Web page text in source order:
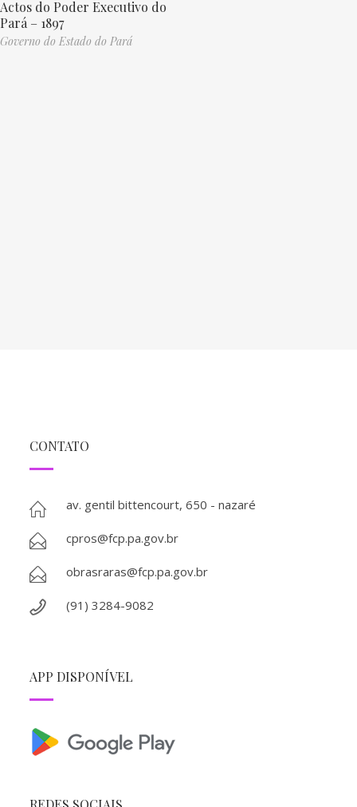
Actos do Poder Executivo do
Pará – 1897
Governo do Estado do Pará
CONTATO
av. gentil bittencourt, 650 - nazaré
cpros@fcp.pa.gov.br
obrasraras@fcp.pa.gov.br
(91) 3284-9082
APP DISPONÍVEL